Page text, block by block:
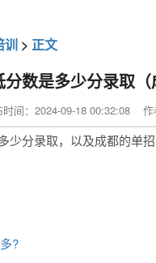
训 > 正文
数是多少分录取（
时间：2024-09-18 00:32:08
少分录取，以及成都的单
?